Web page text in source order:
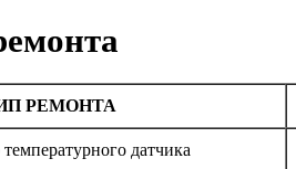
РЕМОНТА
датчика